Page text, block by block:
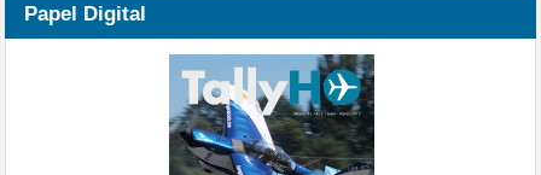
Papel Digital